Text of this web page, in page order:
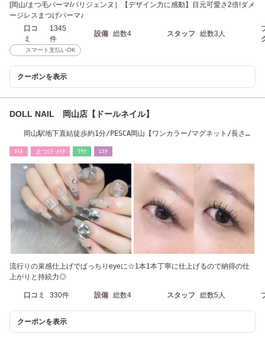
[岡山/まつ毛パーマ/パリジェンヌ］【デザイン力に感動】目元可愛さ2倍!ダメ
ージレスまつげパーマ♪
口コ
ミ
1345
件
設備 総数4 スタッフ 総数3人
スマート支払いOK
クーポンを表示
DOLL NAIL 岡山店【ドールネイル】
岡山駅地下直結徒歩約1分/PESCA岡山【ワンカラー/マグネット/長さだ
ﾈｲﾙ まつげ･ﾒｲｸ ﾘﾗｸ ｴｽﾃ
流行りの束感仕上げでぱっちりeyeに☆1本1本丁寧に仕上げるので納得の仕
上がりと持続力◎
口コミ 330件 設備 総数4 スタッフ 総数5人
クーポンを表示